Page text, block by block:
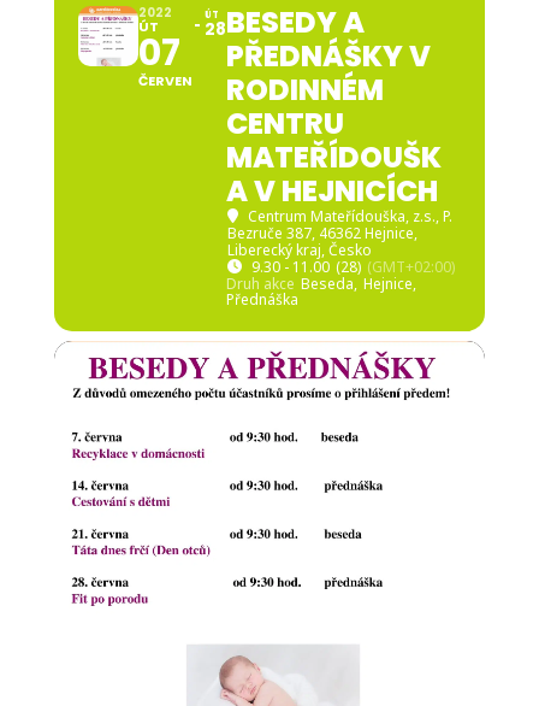
2022
ÚT
07
ČERVEN
ÚT
28BESEDY A
PŘEDNÁŠKY V
RODINNÉM
CENTRU
MATEŘÍDOUŠK
A V HEJNICÍCH
Centrum Mateřídouška, z.s., P.
Bezruče 387, 46362 Hejnice,
Liberecký kraj, Česko
9.30 - 11.00 (28) (GMT+02:00)
Druh akce Beseda, Hejnice,
Přednáška